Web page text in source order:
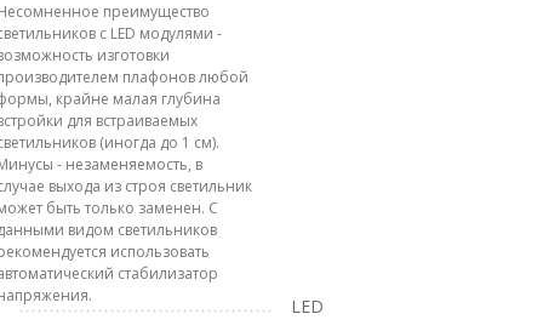
преимущество
с LED модулями -
изготовки
плафонов любой
крайне малая глубина
для встраиваемых
(иногда до 1 см).
- незаменяемость, в
выхода из строя светильник
быть только заменен. С
видом светильников
использовать
стабилизатор
LED